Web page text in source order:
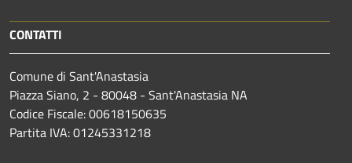
CONTATTI
Comune di Sant'Anastasia
Piazza Siano, 2 - 80048 - Sant'Anastasia NA
Codice Fiscale: 00618150635
Partita IVA: 01245331218